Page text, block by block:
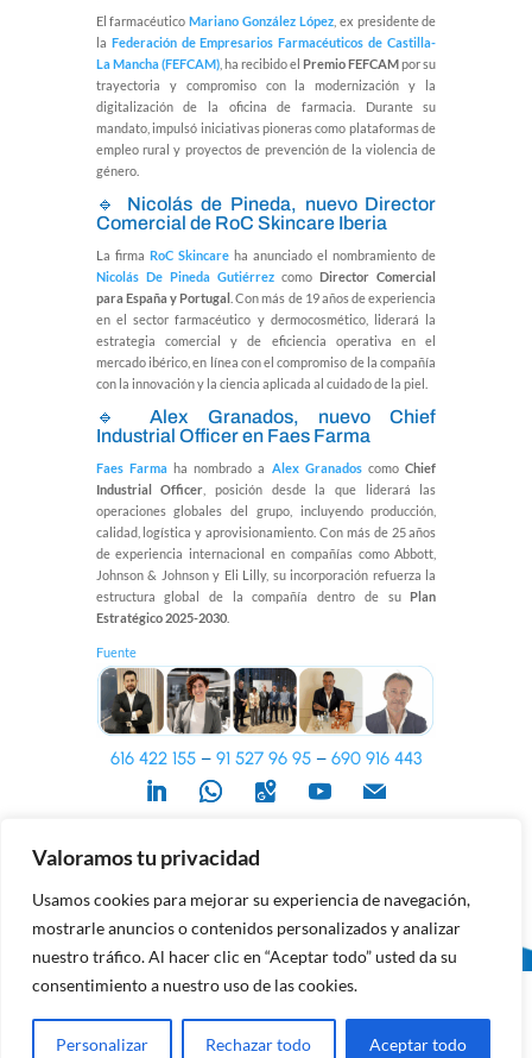
Valoramos tu privacidad
Usamos cookies para mejorar su experiencia de navegación,
mostrarle anuncios o contenidos personalizados y analizar
nuestro tráfico. Al hacer clic en “Aceptar todo” usted da su
consentimiento a nuestro uso de las cookies.
Personalizar Rechazar todo Aceptar todo
El farmacéuticoMariano González López, ex presidente de
la Federación de Empresarios Farmacéuticos de Castilla-
La Mancha (FEFCAM), ha recibido el Premio FEFCAMpor su
trayectoria y compromiso con la modernización y la
digitalización de la oficina de farmacia. Durante su
mandato, impulsó iniciativas pioneras como plataformas de
empleo rural y proyectos de prevención de la violencia de
género.
🔹 Nicolás de Pineda, nuevo Director
Comercial de RoC Skincare Iberia
La firma RoC Skincareha anunciado el nombramiento de
Nicolás De Pineda Gutiérrez comoDirector Comercial
para España y Portugal . Con más de 19 años de experiencia
en el sector farmacéutico y dermocosmético, liderará la
estrategia comercial y de eficiencia operativa en el
mercado ibérico, en línea con el compromiso de la compañía
con la innovación y la ciencia aplicada al cuidado de la piel.
🔹 Alex Granados, nuevo Chief
Industrial Officer en Faes Farma
Faes Farmaha nombrado a Alex GranadoscomoChief
Industrial Officer , posición desde la que liderará las
operaciones globales del grupo, incluyendo producción,
calidad, logística y aprovisionamiento. Con más de 25 años
de experiencia internacional en compañías como Abbott,
Johnson & Johnson y Eli Lilly, su incorporación refuerza la
estructura global de la compañía dentro de su Plan
Estratégico 2025-2030.
Fuente
616 422 155– 91 527 96 95– 690 916 443
© ADEVIME 2023